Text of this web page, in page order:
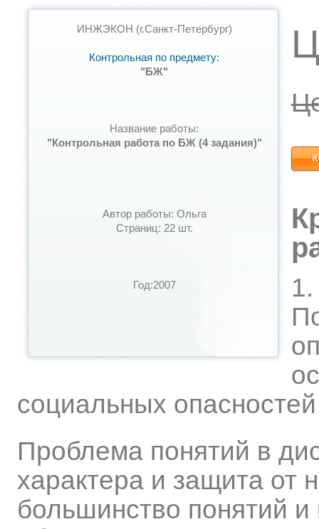
ИНЖЭКОН (г.Санкт-Петербург)
Контрольная по предмету:
"БЖ"
Название работы:
"Контрольная работа по БЖ (4 задания)"
Автор работы: Ольга
Страниц: 22 шт.
Год:2007
социальных опасностей
Проблема понятий в
характера и защита от
большинство понятий